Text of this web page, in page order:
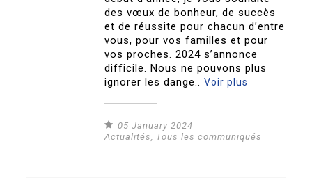
des vœux de bonheur, de succès
et de réussite pour chacun d’entre
vous, pour vos familles et pour
vos proches. 2024 s’annonce
difficile. Nous ne pouvons plus
ignorer les dange..Voir plus
05 January 2024
Actualités, Tous les communiqués